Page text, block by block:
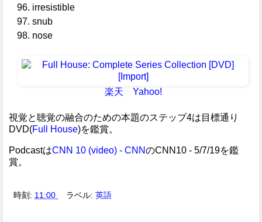
irresistible
snub
nose
楽天 Yahoo!
視覚と聴覚の融合のための本題のステップ4は目標通り
DVD(Full House)を鑑賞。
PodcastはCNN 10 (video) - CNNのCNN10 - 5/7/19を鑑
賞。
時刻: 11:00 ラベル:英語